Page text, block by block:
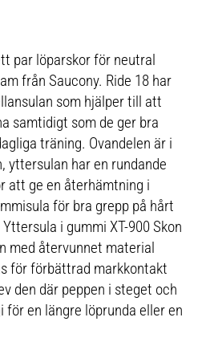
par löparskor för neutral
från Saucony. Ride 18 har
som hjälper till att
samtidigt som de ger bra
träning. Ovandelen är i
yttersulan har en rundande
att ge en återhämtning i
för bra grepp på hårt
i gummi XT-900 Skon
med återvunnet material
för förbättrad markkontakt
den där peppen i steget och
för en längre löprunda eller en